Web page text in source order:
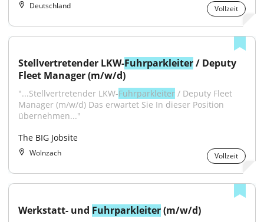
Deutschland Vollzeit
Stellvertretender LKW-Fuhrparkleiter / Deputy
Fleet Manager (m/w/d)
"...Stellvertretender LKW-Fuhrparkleiter / Deputy Fleet
Manager (m/w/d) Das erwartet Sie In dieser Position
übernehmen..."
The BIG Jobsite
Wolnzach Vollzeit
Werkstatt- und Fuhrparkleiter (m/w/d)